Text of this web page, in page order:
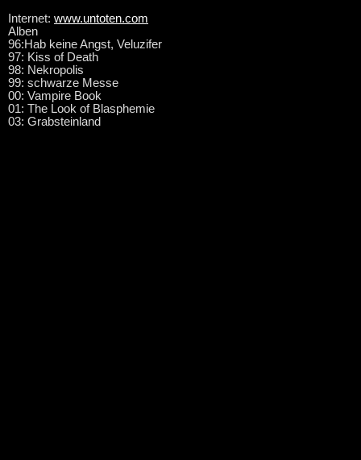
Internet: www.untoten.com
Alben
96:Hab keine Angst, Veluzifer
97: Kiss of Death
98: Nekropolis
99: schwarze Messe
00: Vampire Book
01: The Look of Blasphemie
03: Grabsteinland